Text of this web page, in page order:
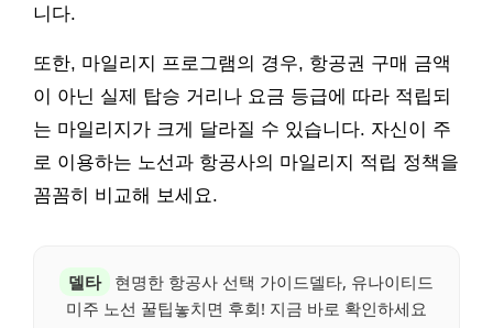
니다.
또한, 마일리지 프로그램의 경우, 항공권 구매 금액
이 아닌 실제 탑승 거리나 요금 등급에 따라 적립되
는 마일리지가 크게 달라질 수 있습니다. 자신이 주
로 이용하는 노선과 항공사의 마일리지 적립 정책을
꼼꼼히 비교해 보세요.
델타
현명한 항공사 선택 가이드델타, 유나이티드
미주 노선 꿀팁놓치면 후회! 지금 바로 확인하세요